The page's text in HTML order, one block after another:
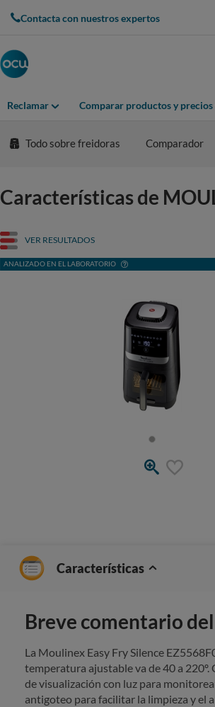
Contacta con nuestros expertos
Reclamar Comparar productos y precios
Todo sobre freidoras Comparador
Características de
VER RESULTADOS
ANALIZADO EN EL LABORATORIO
Características
Breve comentario
La Moulinex Easy Fry Silence
temperatura ajustable va de 40 a
de visualización con luz para
antigoteo para facilitar la limpieza y el